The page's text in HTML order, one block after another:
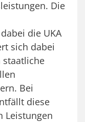
Die
die UKA
sich dabei
staatliche
Bei
diese
Leistungen